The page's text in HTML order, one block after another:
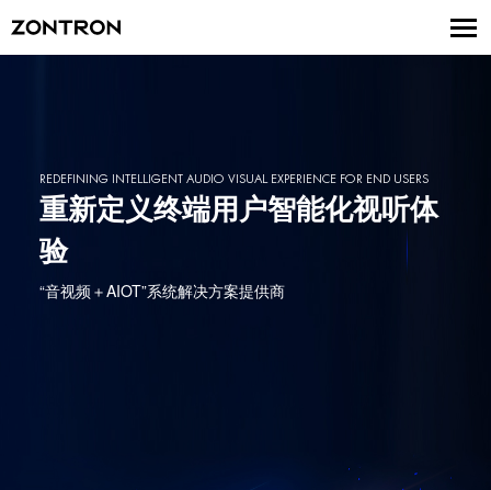
REDEFINING INTELLIGENT AUDIO VISUAL EXPERIENCE FOR END USERS
重新定义终端用户智能化视听体
验
“音视频＋AIOT”系统解决方案提供商